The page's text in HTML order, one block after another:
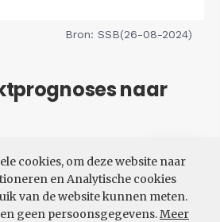
cookies, om deze website naar
en Analytische cookies
van de website kunnen meten.
geen persoonsgegevens.Meer
Bron: SSB(26-08-2024)
naar
NAAR
Filters